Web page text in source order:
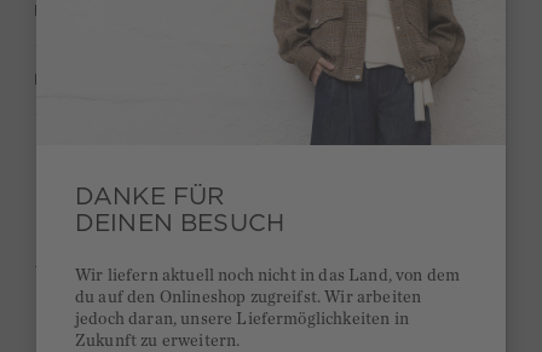
MATERIAL & PFLEGE
HERSTELLERANGABEN
Behalte deinen Style und bekomme 15€ Bonus
Kurze Lieferzeiten 3-5 Tage
Ab 300€ versandkostenfrei
14 Tage Rückgaberecht
DANKE FÜR
DEINEN BESUCH
Wir liefern aktuell noch nicht in das Land, von dem
du auf den Onlineshop zugreifst. Wir arbeiten
jedoch daran, unsere Liefermöglichkeiten in
Zukunft zu erweitern.